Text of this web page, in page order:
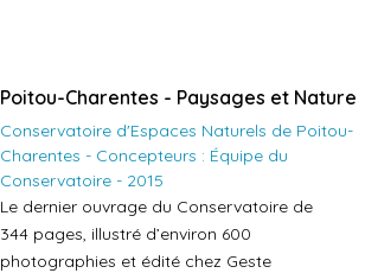
Poitou-Charentes - Paysages et Nature
Conservatoire d'Espaces Naturels de Poitou-
Charentes - Concepteurs : Équipe du
Conservatoire - 2015
Le dernier ouvrage du Conservatoire de
344 pages, illustré d’environ 600
photographies et édité chez Geste